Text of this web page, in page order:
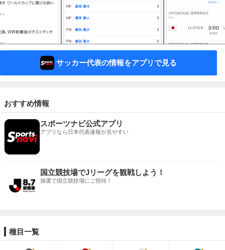
サッカー代表の情報をアプリで見る
おすすめ情報
スポーツナビ公式アプリ
アプリなら日本代表速報が見やすい
国立競技場でJリーグを観戦しよう！
抽選で国立競技場にご招待！
種目一覧